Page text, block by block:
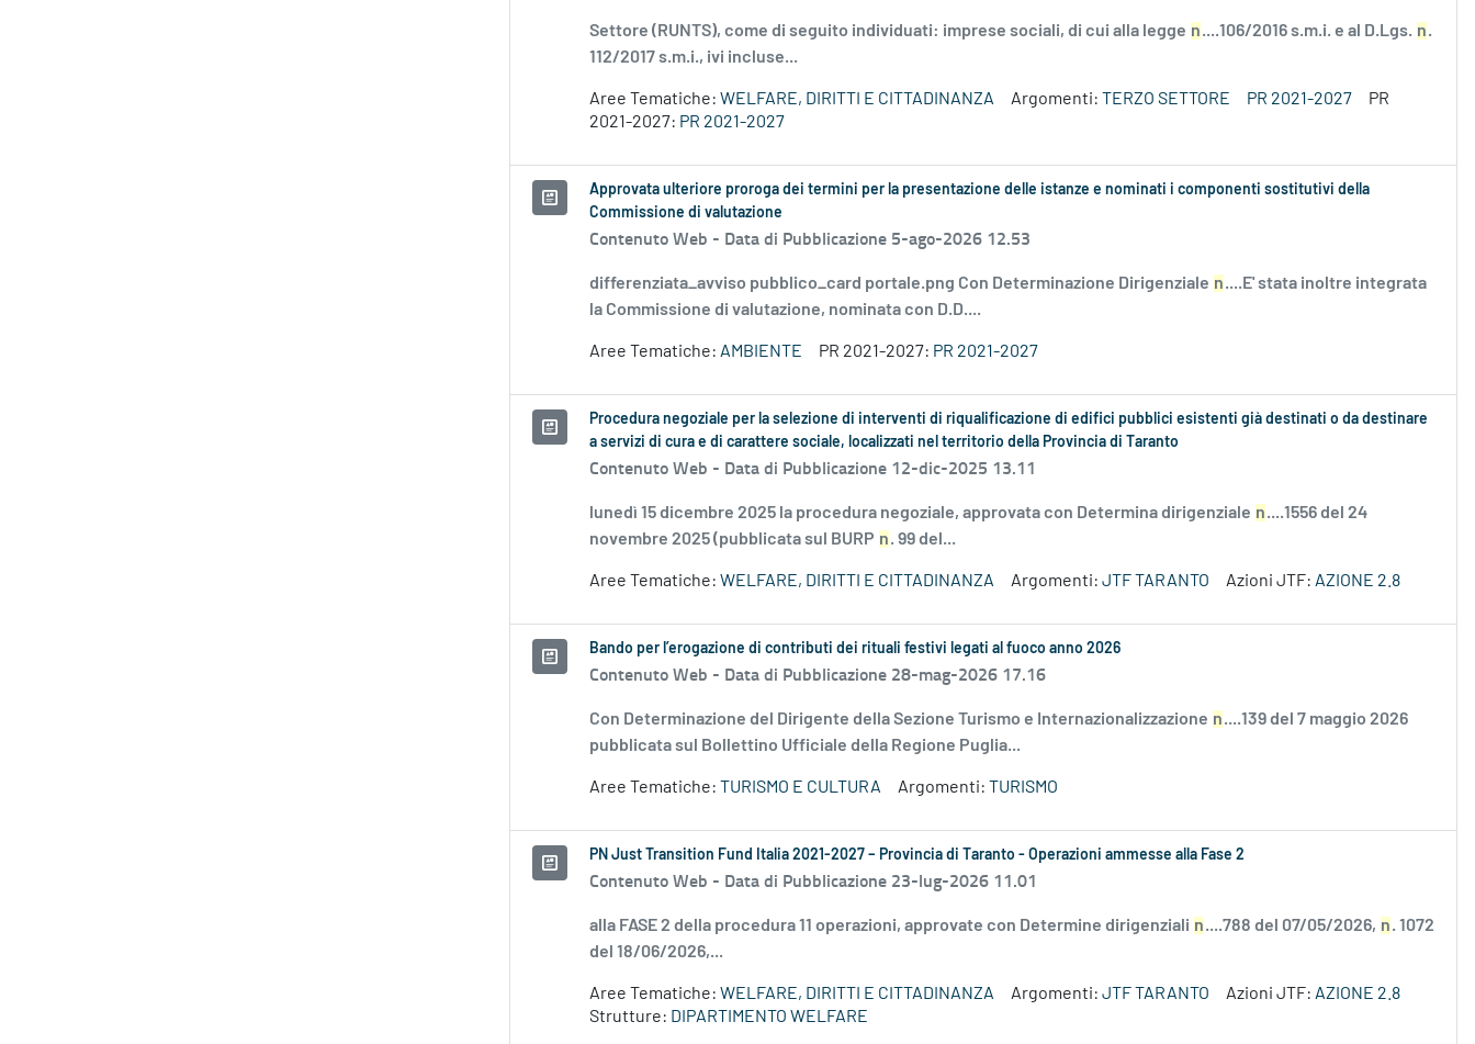
Settore (RUNTS), come di seguito individuati: imprese sociali, di cui alla legge n....106/2016 s.m.i. e al D.Lgs. n.
112/2017 s.m.i., ivi incluse...
Aree Tematiche: WELFARE, DIRITTI E CITTADINANZA Argomenti: TERZO SETTORE PR 2021-2027
PR
2021-2027: PR 2021-2027
Approvata ulteriore proroga dei termini per la presentazione delle istanze e nominati i componenti sostitutivi della
Commissione di valutazione
Contenuto Web - Data di Pubblicazione 5-ago-2026 12.53
differenziata_avviso pubblico_card portale.png Con Determinazione Dirigenziale n....E' stata inoltre integrata
la Commissione di valutazione, nominata con D.D....
Aree Tematiche: AMBIENTE PR 2021-2027: PR 2021-2027
Procedura negoziale per la selezione di interventi di riqualificazione di edifici pubblici esistenti già destinati o da destinare
a servizi di cura e di carattere sociale, localizzati nel territorio della Provincia di Taranto
Contenuto Web - Data di Pubblicazione 12-dic-2025 13.11
lunedì 15 dicembre 2025 la procedura negoziale, approvata con Determina dirigenziale n....1556 del 24
novembre 2025 (pubblicata sul BURP n. 99 del...
Aree Tematiche: WELFARE, DIRITTI E CITTADINANZA Argomenti: JTF TARANTO Azioni JTF: AZIONE 2.8
Bando per l’erogazione di contributi dei rituali festivi legati al fuoco anno 2026
Contenuto Web - Data di Pubblicazione 28-mag-2026 17.16
Con Determinazione del Dirigente della Sezione Turismo e Internazionalizzazione n....139 del 7 maggio 2026
pubblicata sul Bollettino Ufficiale della Regione Puglia...
Aree Tematiche: TURISMO E CULTURA Argomenti: TURISMO
PN Just Transition Fund Italia 2021-2027 – Provincia di Taranto - Operazioni ammesse alla Fase 2
Contenuto Web - Data di Pubblicazione 23-lug-2026 11.01
alla FASE 2 della procedura 11 operazioni, approvate con Determine dirigenziali n....788 del 07/05/2026, n. 1072
del 18/06/2026,...
Aree Tematiche: WELFARE, DIRITTI E CITTADINANZA Argomenti: JTF TARANTO Azioni JTF: AZIONE 2.8
Strutture: DIPARTIMENTO WELFARE